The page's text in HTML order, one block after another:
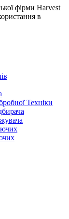
фірми Harvest
в
Техніки